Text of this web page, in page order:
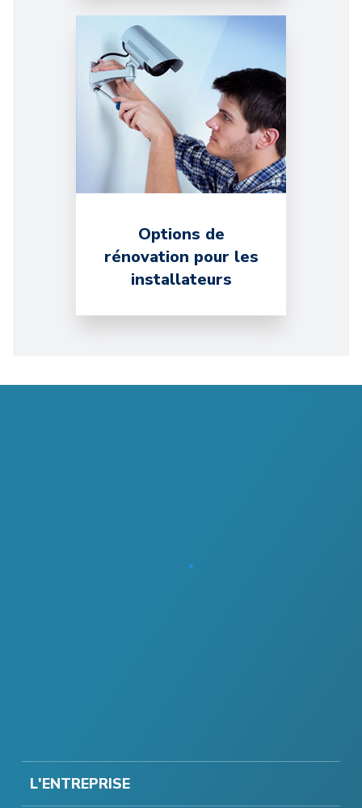
Options de
rénovation pour les
installateurs
L'ENTREPRISE